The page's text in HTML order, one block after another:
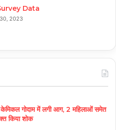
Data
2023
गोदाम में लगी आग, 2 महिलाओं समेत
किया शोक